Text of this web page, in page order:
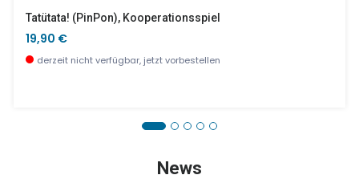
Tatütata! (PinPon), Kooperationsspiel
19,90 €
derzeit nicht verfügbar, jetzt vorbestellen
News